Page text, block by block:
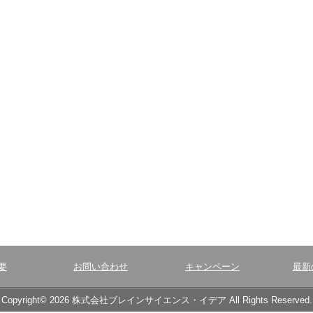
お問い合わせ キャンペーン 最新
Copyright© 2026 株式会社ブレインサイエンス・イデア All Rights Reserved.